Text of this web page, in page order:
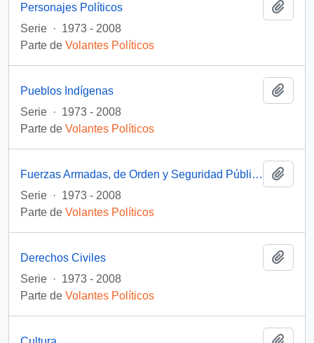
Personajes Políticos
Serie · 1973 - 2008
Parte de Volantes Políticos
Pueblos Indígenas
Serie · 1973 - 2008
Parte de Volantes Políticos
Fuerzas Armadas, de Orden y Seguridad Pública
Serie · 1973 - 2008
Parte de Volantes Políticos
Derechos Civiles
Serie · 1973 - 2008
Parte de Volantes Políticos